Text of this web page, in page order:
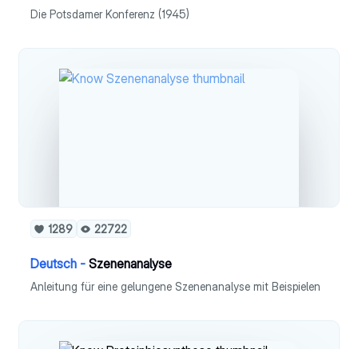
Die Potsdamer Konferenz (1945)
1289 22722
Deutsch - Szenenanalyse
Anleitung für eine gelungene Szenenanalyse mit Beispielen